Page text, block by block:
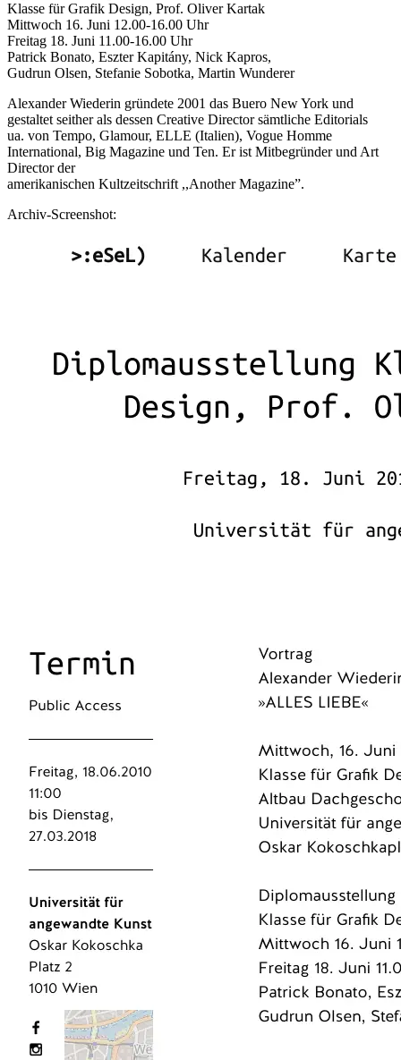
Klasse für Grafik Design, Prof. Oliver Kartak
Mittwoch 16. Juni 12.00-16.00 Uhr
Freitag 18. Juni 11.00-16.00 Uhr
Patrick Bonato, Eszter Kapitány, Nick Kapros,
Gudrun Olsen, Stefanie Sobotka, Martin Wunderer
Alexander Wiederin gründete 2001 das Buero New York und
gestaltet seither als dessen Creative Director sämtliche Editorials
ua. von Tempo, Glamour, ELLE (Italien), Vogue Homme
International, Big Magazine und Ten. Er ist Mitbegründer und Art
Director der
amerikanischen Kultzeitschrift ,,Another Magazine”.
Archiv-Screenshot: